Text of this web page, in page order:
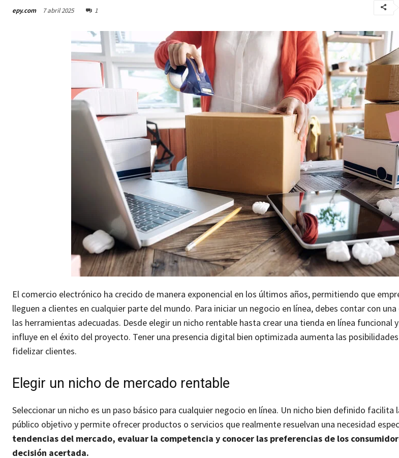
epy.com 7 abril 2025 1
El comercio electrónico ha crecido de manera exponencial en los últimos años, permitiendo que
lleguen a clientes en cualquier parte del mundo. Para iniciar un negocio en línea, debes contar con
las herramientas adecuadas. Desde elegir un nicho rentable hasta crear una tienda en línea funcional
influye en el éxito del proyecto. Tener una presencia digital bien optimizada aumenta las
fidelizar clientes.
Elegir un nicho de mercado rentable
Seleccionar un nicho es un paso básico para cualquier negocio en línea. Un nicho bien definido
público objetivo y permite ofrecer productos o servicios que realmente resuelvan una necesidad
tendencias del mercado, evaluar la competencia y conocer las preferencias de los
decisión acertada.